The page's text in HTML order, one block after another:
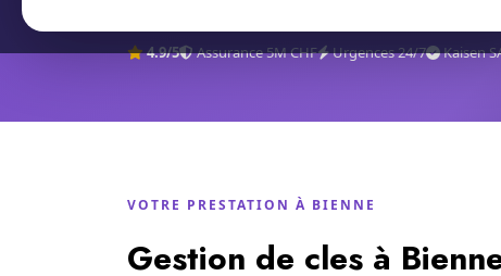
4.9/5 Assurance 5M CHF Urgences 24/7 Kaisen
VOTRE PRESTATION À BIENNE
Gestion de cles à